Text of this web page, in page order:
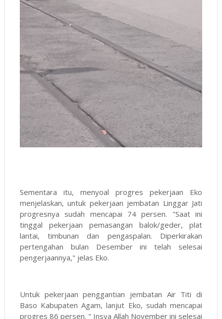
Sementara itu, menyoal progres pekerjaan Eko
menjelaskan, untuk pekerjaan jembatan Linggar Jati
progresnya sudah mencapai 74 persen. "Saat ini
tinggal pekerjaan pemasangan balok/geder, plat
lantai, timbunan dan pengaspalan. Diperkirakan
pertengahan bulan Desember ini telah selesai
pengerjaannya," jelas Eko.
Untuk pekerjaan penggantian jembatan Air Titi di
Baso Kabupaten Agam, lanjut Eko, sudah mencapai
progres 86 persen. " Insya Allah November ini selesai